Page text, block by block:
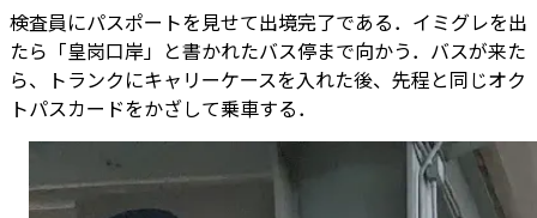
検査員にパスポートを見せて出境完了である．イミグレを出
たら「皇岗口岸」と書かれたバス停まで向かう．バスが来た
ら、トランクにキャリーケースを入れた後、先程と同じオク
トパスカードをかざして乗車する．